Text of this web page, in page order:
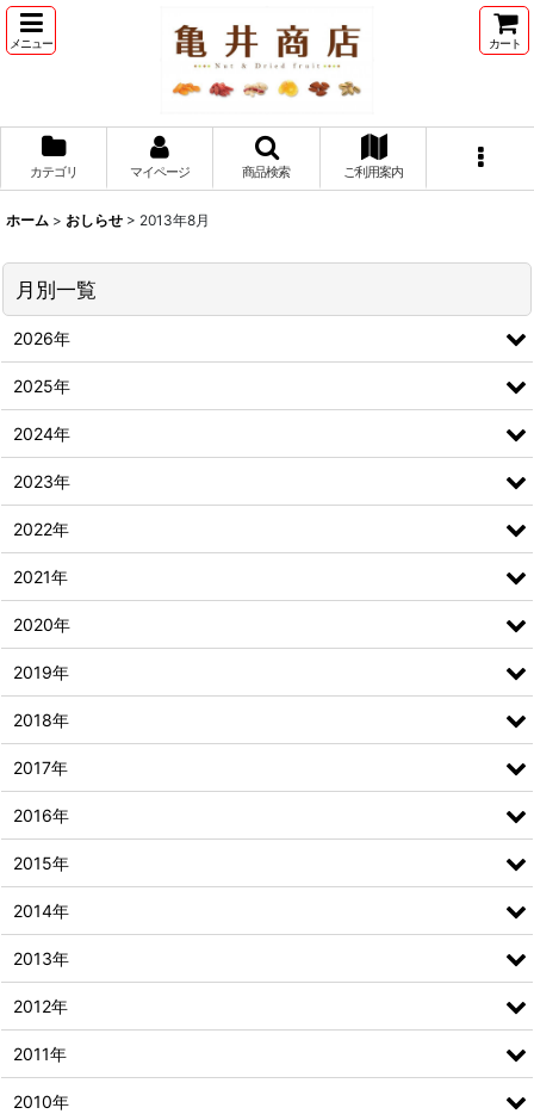
メニュー カート
カテゴリ マイページ 商品検索 ご利用案内
ホーム > おしらせ > 2013年8月
月別一覧
2026年
2025年
2024年
2023年
2022年
2021年
2020年
2019年
2018年
2017年
2016年
2015年
2014年
2013年
2012年
2011年
2010年